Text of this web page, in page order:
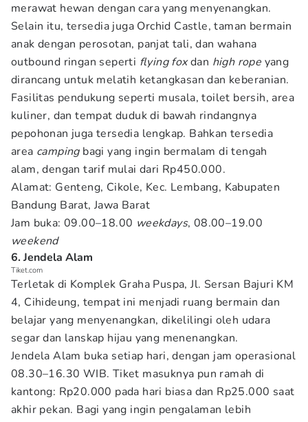
merawat hewan dengan cara yang menyenangkan.
Selain itu, tersedia juga Orchid Castle, taman bermain
anak dengan perosotan, panjat tali, dan wahana
outbound ringan seperti flying foxdan high rope yang
dirancang untuk melatih ketangkasan dan keberanian.
Fasilitas pendukung seperti musala, toilet bersih, area
kuliner, dan tempat duduk di bawah rindangnya
pepohonan juga tersedia lengkap. Bahkan tersedia
area campingbagi yang ingin bermalam di tengah
alam, dengan tarif mulai dari Rp450.000.
Alamat: Genteng, Cikole, Kec. Lembang, Kabupaten
Bandung Barat, Jawa Barat
Jam buka: 09.00–18.00 weekdays, 08.00–19.00
weekend
6. Jendela Alam
Tiket.com
Terletak di Komplek Graha Puspa, Jl. Sersan Bajuri KM
4, Cihideung, tempat ini menjadi ruang bermain dan
belajar yang menyenangkan, dikelilingi oleh udara
segar dan lanskap hijau yang menenangkan.
Jendela Alam buka setiap hari, dengan jam operasional
08.30–16.30 WIB. Tiket masuknya pun ramah di
kantong: Rp20.000 pada hari biasa dan Rp25.000 saat
akhir pekan. Bagi yang ingin pengalaman lebih